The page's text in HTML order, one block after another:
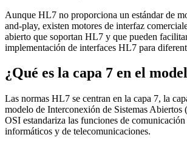
Aunque HL7 no proporciona un estándar de
and-play, existen motores de interfaz
abierto que soportan HL7 y que pueden
implementación de interfaces HL7 para
¿Qué es la capa 7 en el
Las normas HL7 se centran en la capa 7, la
modelo de Interconexión de Sistemas
OSI estandariza las funciones de comunicación
informáticos y de telecomunicaciones.